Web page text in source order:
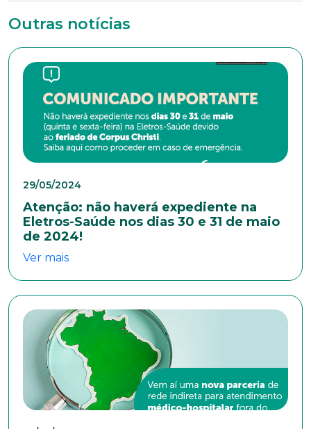
Outras notícias
29/05/2024
Atenção: não haverá expediente na
Eletros-Saúde nos dias 30 e 31 de maio
de 2024!
Ver mais
Cidade
Naturalidade
Idade
Estado Civil
Masculino
Feminino
Área de interesse
Anexar currículo*